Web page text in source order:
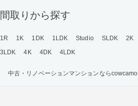
間取りから探す
1R 1K 1DK 1LDK Studio SLDK 2K
3LDK
4K 4DK 4LDK
中古・リノベーションマンションならcowcamo